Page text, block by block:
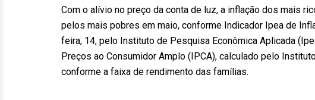
Com o alívio no preço da conta de luz, a inflação dos mais
pelos mais pobres em maio, conforme Indicador Ipea de
feira, 14, pelo Instituto de Pesquisa Econômica Aplicada
Preços ao Consumidor Amplo (IPCA), calculado pelo
conforme a faixa de rendimento das famílias.